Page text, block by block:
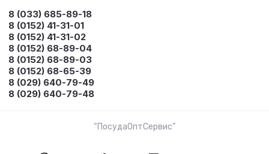
8 (033) 685-89-18
8 (0152) 41-31-01
8 (0152) 41-31-02
8 (0152) 68-89-04
8 (0152) 68-89-03
8 (0152) 68-65-39
8 (029) 640-79-49
8 (029) 640-79-48
“ПосудаОптСервис”